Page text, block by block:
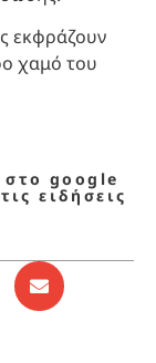
εκφράζουν
χαμό του
google
ειδήσεις